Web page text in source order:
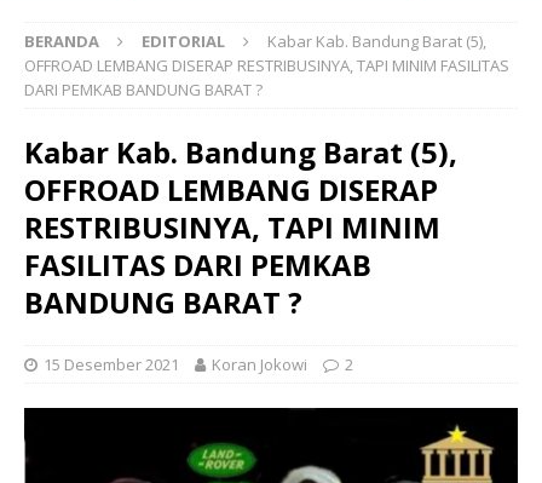
BERANDA EDITORIAL
Kabar Kab. Bandung Barat (5),
OFFROAD LEMBANG DISERAP RESTRIBUSINYA, TAPI MINIM FASILITAS
DARI PEMKAB BANDUNG BARAT ?
Kabar Kab. Bandung Barat (5),
OFFROAD LEMBANG DISERAP
RESTRIBUSINYA, TAPI MINIM
FASILITAS DARI PEMKAB
BANDUNG BARAT ?
15 Desember 2021 Koran Jokowi 2